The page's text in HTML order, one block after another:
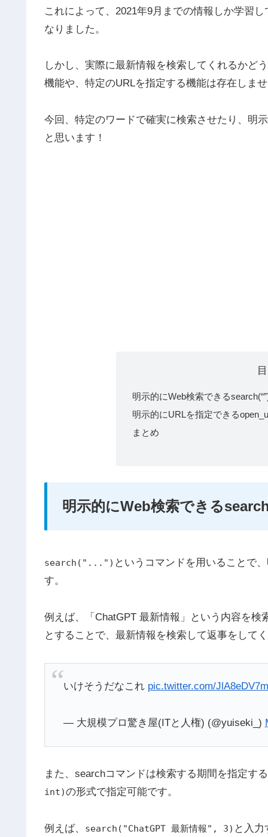
これによって、2021年9月までの情報しか学習
なりました。
しかし、実際に最新情報を検索してくれるかど
機能や、特定のURLを指定する機能は存在しま
今回、特定のワードで確実に検索させたり、明
と思います！
明示的にWeb検索できる
明示的にURLを指定できる
まとめ
明示的にWeb検索できる
search("...") というコマンドを用いることで
す。
例えば、「ChatGPT 最新情報」という内容を検
とすることで、最新情報を検索して返事をして
いけそうだなこれ pic.twitter.com/
— 大規模プロ驚き屋(ITと人権) (@yuiseki_)
また、searchコマンドは検索する期間を指定す
int)の形式で指定可能です。
例えば、 search("ChatGPT 最新情報", 3) と入